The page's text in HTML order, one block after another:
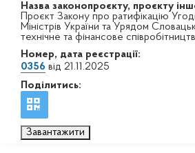
Назва законопроєкту, проєкту
Проєкт Закону про ратифікацію
Міністрів України та Урядом
технічне та фінансове
Номер, дата реєстрації:
0356 від 21.11.2025
Поділитись:
Завантажити